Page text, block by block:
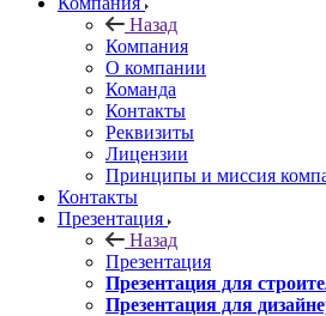
Назад
Компания
О компании
Команда
Контакты
Реквизиты
Лицензии
Принципы и миссия
Контакты
Презентация
Назад
Презентация
Презентация для
Презентация для